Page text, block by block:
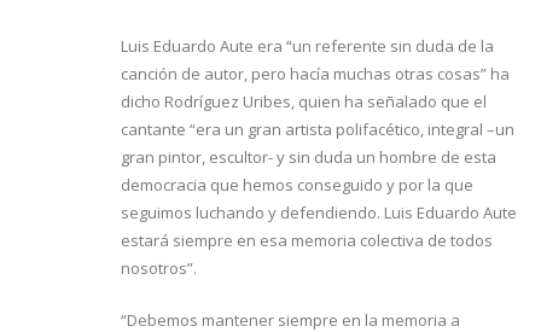
Luis Eduardo Aute era “un referente sin duda de la
canción de autor, pero hacía muchas otras cosas” ha
dicho Rodríguez Uribes, quien ha señalado que el
cantante “era un gran artista polifacético, integral –un
gran pintor, escultor- y sin duda un hombre de esta
democracia que hemos conseguido y por la que
seguimos luchando y defendiendo. Luis Eduardo Aute
estará siempre en esa memoria colectiva de todos
nosotros”.
“Debemos mantener siempre en la memoria a